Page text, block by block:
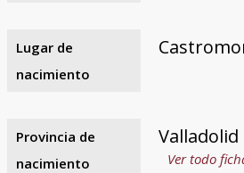
Lugar de
nacimiento
Provincia de
nacimiento
Valladolid
Ver todo